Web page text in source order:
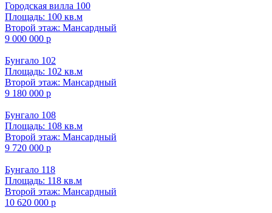
Городская вилла 100
Площадь: 100 кв.м
Второй этаж: Мансардный
9 000 000 р
Бунгало 102
Площадь: 102 кв.м
Второй этаж: Мансардный
9 180 000 р
Бунгало 108
Площадь: 108 кв.м
Второй этаж: Мансардный
9 720 000 р
Бунгало 118
Площадь: 118 кв.м
Второй этаж: Мансардный
10 620 000 р